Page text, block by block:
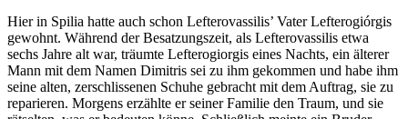
Hier in Spilia hatte auch schon Lefterovassilis’ Vater Lefterogiórgis
gewohnt. Während der Besatzungszeit, als Lefterovassilis etwa
sechs Jahre alt war, träumte Lefterogiorgis eines Nachts, ein älterer
Mann mit dem Namen Dimitris sei zu ihm gekommen und habe ihm
seine alten, zerschlissenen Schuhe gebracht mit dem Auftrag, sie zu
reparieren. Morgens erzählte er seiner Familie den Traum, und sie